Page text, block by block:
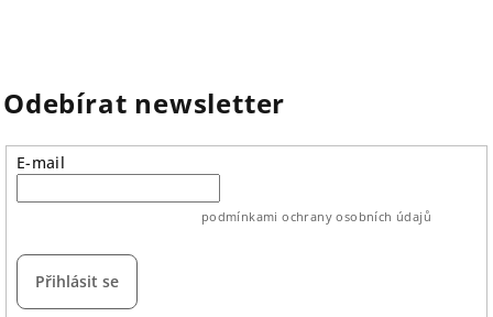
Odebírat newsletter
E-mail
podmínkami ochrany osobních údajů
Přihlásit se